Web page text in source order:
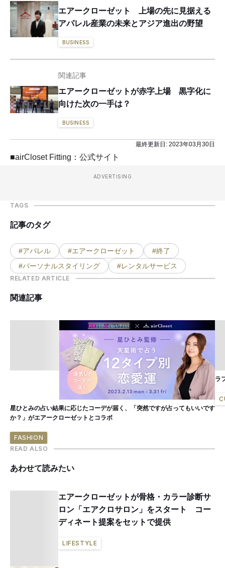
エアークローゼット 上場の先に見据える
アパレル産業の未来とアジア進出の野望
BUSINESS
関連記事
エアークローゼットが赤字上場 黒字化に
向けた次の一手は？
BUSINESS
最終更新日: 2023年03月30日
■airCloset Fitting：公式サイト
ADVERTISING
TAGS
記事のタグ
#アパレル #エアークローゼット
#終了
#パーソナルスタイリング
#レンタルサービス
RELATED ARTICLE
関連記事
星ひとみの占い結果に応じたコーデが届く、「突然ですが占ってもいいです
か？」がエアークローゼットとコラボ
FASHION
ラ
READ ALSO
あわせて読みたい
エアークローゼットが骨格・カラー診断サ
ロン「エアクロサロン」をスタート コー
ディネート提案をセットで提供
LIFESTYLE